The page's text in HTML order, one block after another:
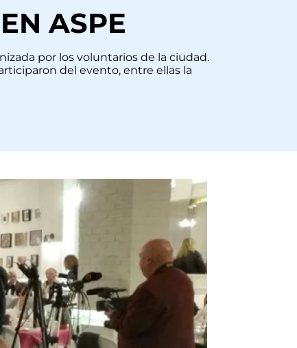
ASPE
por los voluntarios de la ciudad.
del evento, entre ellas la